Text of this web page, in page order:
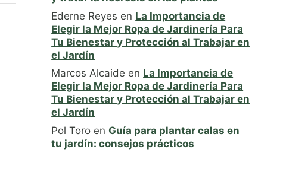
Ederne Reyes en La Importancia de
Elegir la Mejor Ropa de Jardinería Para
Tu Bienestar y Protección al Trabajar en
el Jardín
Marcos Alcaide en La Importancia de
Elegir la Mejor Ropa de Jardinería Para
Tu Bienestar y Protección al Trabajar en
el Jardín
Pol Toro en Guía para plantar calas en
tu jardín: consejos prácticos